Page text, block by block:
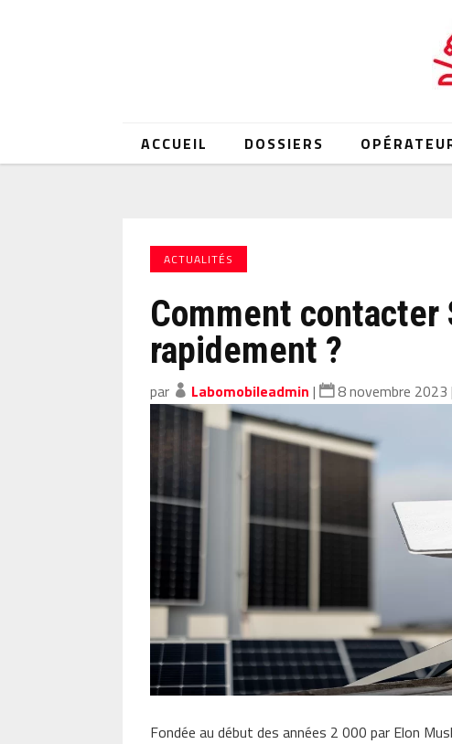
ACCUEIL DOSSIERS
ACTUALITÉS
Comment contacter
rapidement ?
par Labomobileadmin | 8 novembre 2023 |
Fondée au début des années 2 000 par Elon